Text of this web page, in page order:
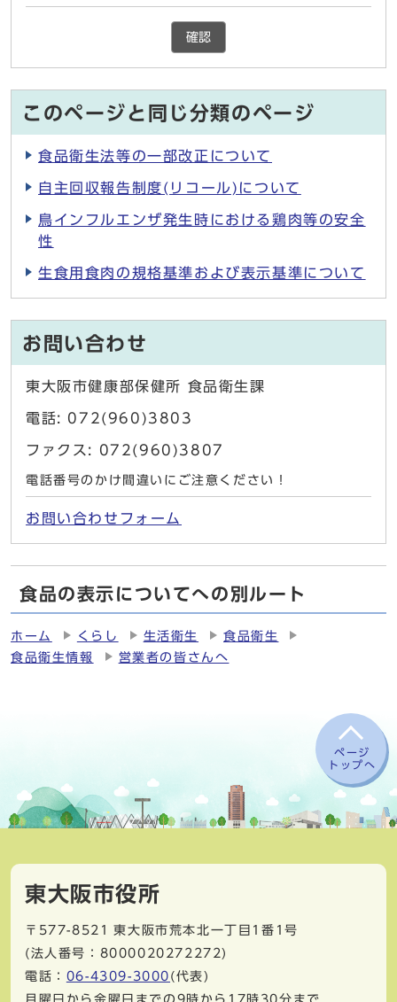
確認
このページと同じ分類のページ
食品衛生法等の一部改正について
自主回収報告制度(リコール)について
鳥インフルエンザ発生時における鶏肉等の安全
性
生食用食肉の規格基準および表示基準について
お問い合わせ
東大阪市健康部保健所 食品衛生課
電話: 072(960)3803
ファクス: 072(960)3807
電話番号のかけ間違いにご注意ください！
お問い合わせフォーム
食品の表示についてへの別ルート
ホーム くらし 生活衛生
食品衛生
食品衛生情報
営業者の皆さんへ
ページ
トップへ
東大阪市役所
〒577-8521
東大阪市荒本北一丁目1番1号
(法人番号：8000020272272)
電話： 06-4309-3000 (代表)
月曜日から金曜日までの9時から17時30分まで